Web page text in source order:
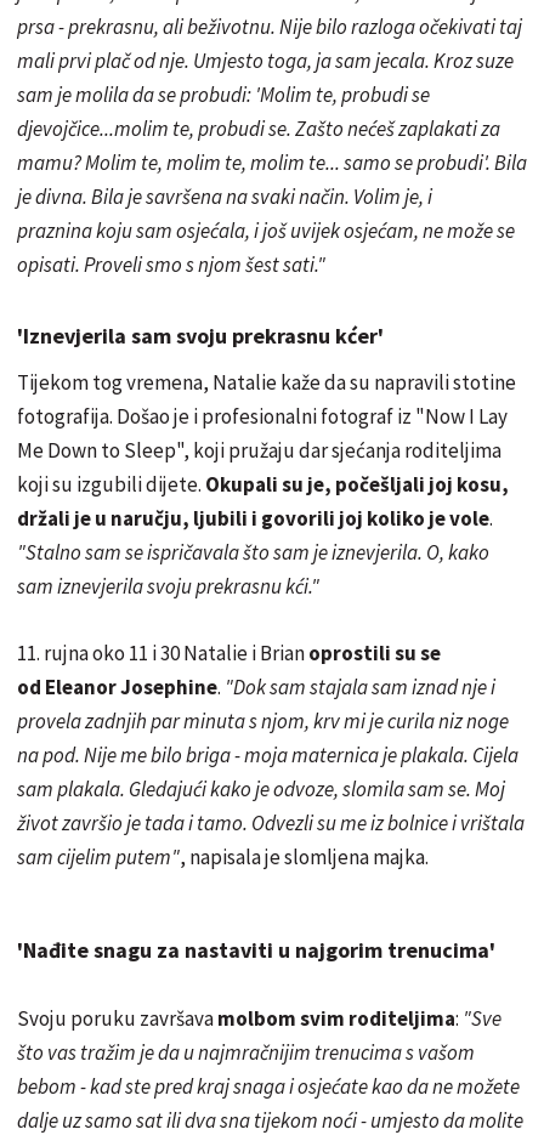
prsa - prekrasnu, ali beživotnu. Nije bilo razloga očekivati taj
mali prvi plač od nje. Umjesto toga, ja sam jecala. Kroz suze
sam je molila da se probudi: 'Molim te, probudi se
djevojčice...molim te, probudi se. Zašto nećeš zaplakati za
mamu? Molim te, molim te, molim te... samo se probudi'. Bila
je divna. Bila je savršena na svaki način. Volim je, i
praznina koju sam osjećala, i još uvijek osjećam, ne može se
opisati. Proveli smo s njom šest sati."
'Iznevjerila sam svoju prekrasnu kćer'
Tijekom tog vremena, Natalie kaže da su napravili stotine
fotografija. Došao je i profesionalni fotograf iz "Now I Lay
Me Down to Sleep", koji pružaju dar sjećanja roditeljima
koji su izgubili dijete. Okupali su je, počešljali joj kosu,
držali je u naručju, ljubili i govorili joj koliko je vole.
"Stalno sam se ispričavala što sam je iznevjerila. O, kako
sam iznevjerila svoju prekrasnu kći."
11. rujna oko 11 i 30 Natalie i Brianoprostili su se
od Eleanor Josephine. "Dok sam stajala sam iznad nje i
provela zadnjih par minuta s njom, krv mi je curila niz noge
na pod. Nije me bilo briga - moja maternica je plakala. Cijela
sam plakala. Gledajući kako je odvoze, slomila sam se. Moj
život završio je tada i tamo. Odvezli su me iz bolnice i vrištala
sam cijelim putem", napisala je slomljena majka.
'Nađite snagu za nastaviti u najgorim trenucima'
Svoju poruku završavamolbom svim roditeljima: "Sve
što vas tražim je da u najmračnijim trenucima s vašom
bebom - kad ste pred kraj snaga i osjećate kao da ne možete
dalje uz samo sat ili dva sna tijekom noći - umjesto da molite